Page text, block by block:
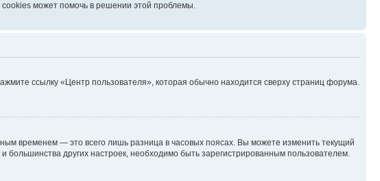
может помочь в решении этой проблемы.
ссылку «Центр пользователя», которая обычно находится сверху страниц форума.
временем — это всего лишь разница в часовых поясах. Вы можете изменить текущий
большинства других настроек, необходимо быть зарегистрированным пользователем.